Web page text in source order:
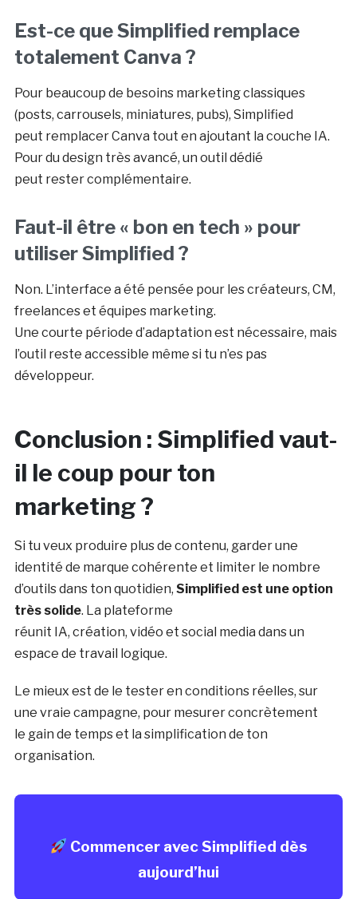
Est-ce que Simplified remplace
totalement Canva ?
Pour beaucoup de besoins marketing classiques
(posts, carrousels, miniatures, pubs), Simplified
peut remplacer Canva tout en ajoutant la couche IA.
Pour du design très avancé, un outil dédié
peut rester complémentaire.
Faut-il être « bon en tech » pour
utiliser Simplified ?
Non. L’interface a été pensée pour les créateurs, CM,
freelances et équipes marketing.
Une courte période d’adaptation est nécessaire, mais
l’outil reste accessible même si tu n’es pas
développeur.
Conclusion : Simplified vaut-
il le coup pour ton
marketing ?
Si tu veux produire plus de contenu, garder une
identité de marque cohérente et limiter le nombre
d’outils dans ton quotidien, Simplified est une option
très solide. La plateforme
réunit IA, création, vidéo et social media dans un
espace de travail logique.
Le mieux est de le tester en conditions réelles, sur
une vraie campagne, pour mesurer concrètement
le gain de temps et la simplification de ton
organisation.
Commencer avec Simplified dès
aujourd’hui